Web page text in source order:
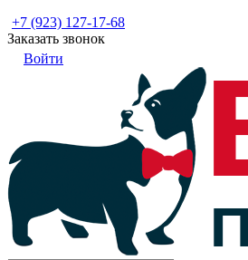
+7 (923) 127-17-68
Заказать звонок
Войти